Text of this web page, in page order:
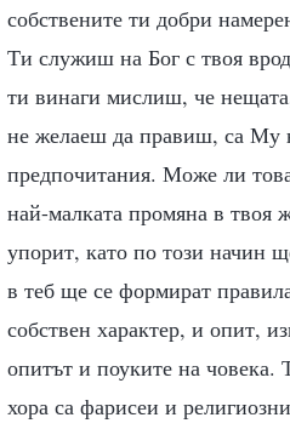
собствените ти добри
Ти служиш на Бог с твоя
ти винаги мислиш, че
не желаеш да правиш, са Му
предпочитания. Може ли
най-малката промяна в твоя
упорит, като по този начин
в теб ще се формират
собствен характер, и опит,
опитът и поуките на човека.
хора са фарисеи и